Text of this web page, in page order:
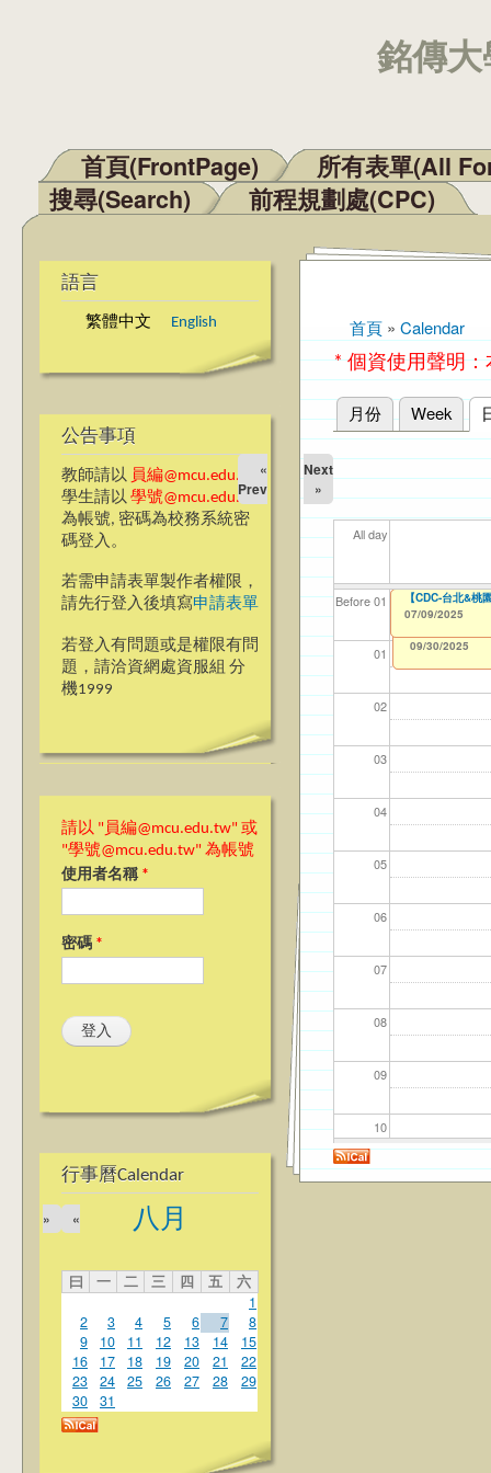
銘傳
主選單
首頁(FrontPage)
所有表單(All
搜尋(Search)
前程規劃處(CPC)
語言
繁體中文 English
公告事項
教師請以 員編@mcu.edu.tw
學生請以 學號@mcu.edu.tw
為帳號, 密碼為校務系統密
碼登入。
若需申請表單製作者權限，
請先行登入後填寫申請表單
若登入有問題或是權限有問
題，請洽資網處資服組 分
機1999
請以 "員編@mcu.edu.tw" 或
"學號@mcu.edu.tw" 為帳號
使用者名稱 *
密碼 *
行事曆Calendar
八月
«
»
曰 一 二 三 四 五
六
1
2
3 4 5 6 7
8
9
10 11 12 13 14
15
16
17 18 19 20 21
22
23
24 25 26 27 28
29
30
31
您在這裡
首頁 » Calendar
* 個資使用聲明
主要索引標籤
月份 Week
«
Prev
Next
»
All day
Before 01
01
02
03
04
05
06
07
08
09
10
11
【資網處】
整合系統～表單
12/31/2027
我愛銘傳我愛養
校區)
09/30/2025
【財
【財
114
114
【資訊網路處】
07/01/2025
【CDC-台北&
07/09/2025